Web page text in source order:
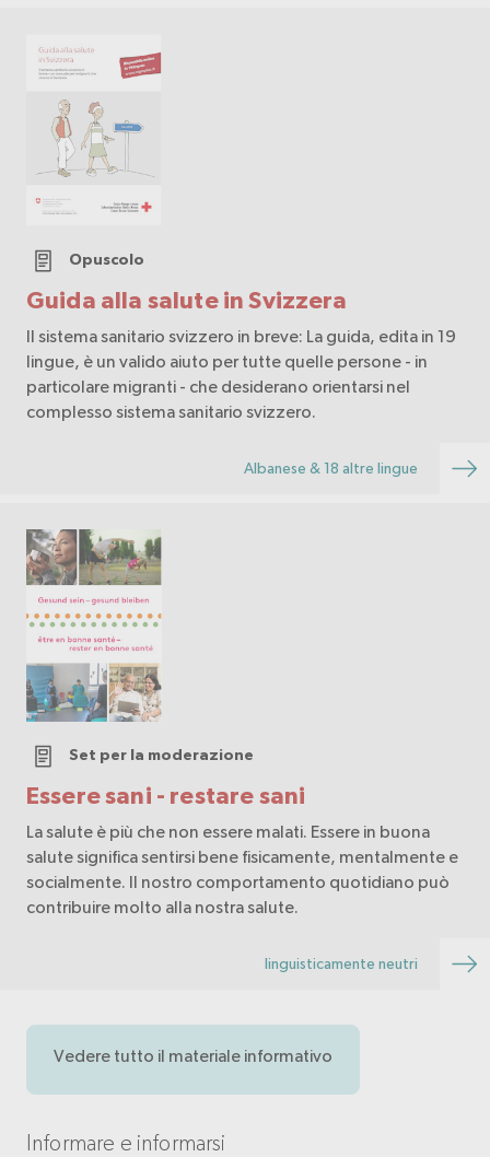
Guida alla salute in Svizzera
Opuscolo
Il sistema sanitario svizzero in breve: La guida, edita in 19
lingue, è un valido aiuto per tutte quelle persone - in
particolare migranti - che desiderano orientarsi nel
complesso sistema sanitario svizzero.
Albanese & 18 altre lingue
Essere sani - restare sani
Set per la moderazione
La salute è più che non essere malati. Essere in buona
salute significa sentirsi bene fisicamente, mentalmente e
socialmente. Il nostro comportamento quotidiano può
contribuire molto alla nostra salute.
linguisticamente neutri
Vedere tutto il materiale informativo
Informare e informarsi